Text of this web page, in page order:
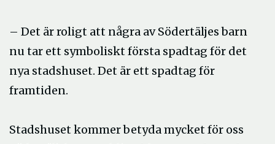
– Det är roligt att några av Södertäljes barn
nu tar ett symboliskt första spadtag för det
nya stadshuset. Det är ett spadtag för
framtiden.
Stadshuset kommer betyda mycket för oss